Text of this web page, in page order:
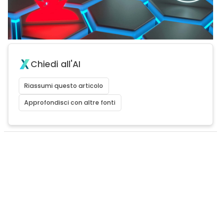
Chiedi all'AI
Riassumi questo articolo
Approfondisci con altre fonti